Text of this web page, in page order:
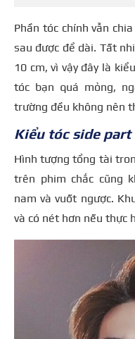
Phần tóc chính vẫn
sau được để dài. Tất
10 cm, vì vậy đây là
tóc bạn quá mỏng,
trường đều không nên
Kiểu tóc side
Hình tượng tổng tài
trên phim chắc cũng
nam và vuốt ngược.
và có nét hơn nếu thực